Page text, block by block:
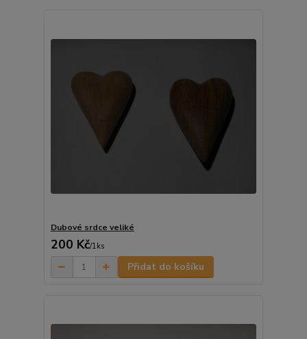
Dubové srdce veliké
200 Kč/1ks
Přidat do košíku